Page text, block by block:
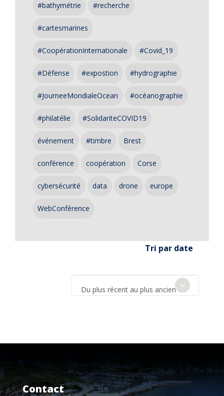
#bathymétrie #recherche
#cartesmarines
#CoopérationInternationale #Covid_19
#Défense #expostion #hydrographie
#JourneeMondialeOcean #océanographie
#philatélie #SolidariteCOVID19
événement #timbre Brest
conférence coopération Corse
cybersécurité data drone europe
WebConférence
Tri par date
Du plus récent au plus ancien
Contact